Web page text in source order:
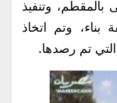
بالمقطم، وتنفيذ
بناء، وتم اتخاذ
التي تم رصدها.